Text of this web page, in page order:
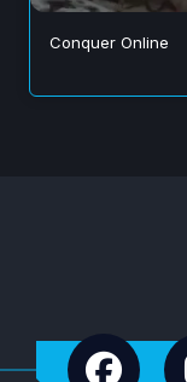
Conquer Online